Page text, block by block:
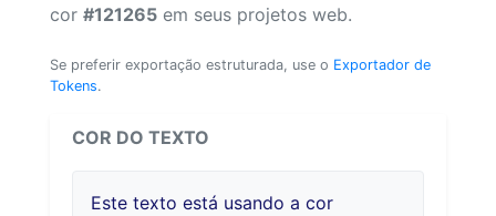
cor #121265 em seus projetos web.
Se preferir exportação estruturada, use o Exportador de
Tokens.
COR DO TEXTO
Este texto está usando a cor